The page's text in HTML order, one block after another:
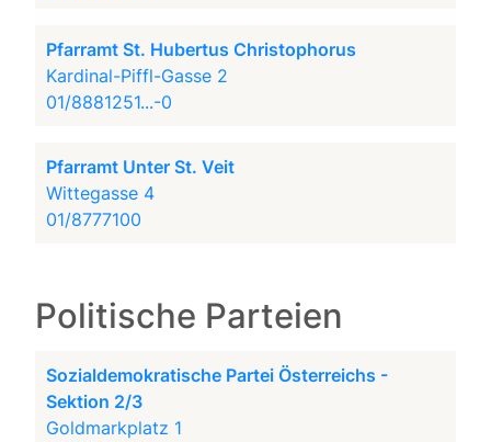
Pfarramt St. Hubertus Christophorus
Kardinal-Piffl-Gasse 2
01/8881251...-0
Pfarramt Unter St. Veit
Wittegasse 4
01/8777100
Politische Parteien
Sozialdemokratische Partei Österreichs -
Sektion 2/3
Goldmarkplatz 1